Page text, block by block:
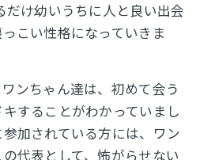
だけ幼いうちに人と良い出会
こい性格になっていきま
ンちゃん達は、初めて会う
することがわかっていまし
加されている方には、ワン
代表として、怖がらせない